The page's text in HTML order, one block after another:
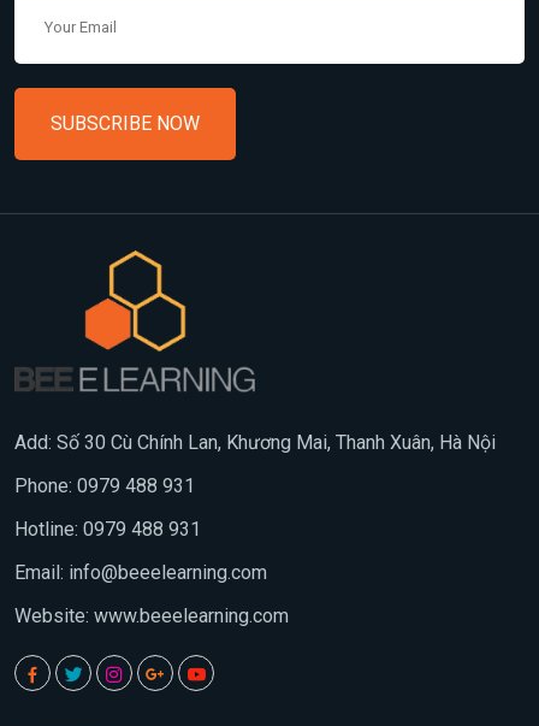
SUBSCRIBE NOW
Add: Số 30 Cù Chính Lan, Khương Mai, Thanh Xuân, Hà Nội
Phone: 0979 488 931
Hotline: 0979 488 931
Email: info@beeelearning.com
Website: www.beeelearning.com